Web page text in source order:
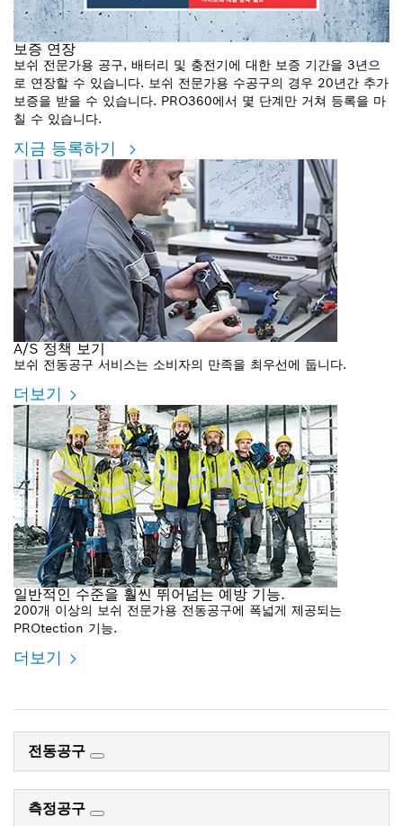
보증 연장
보쉬 전문가용 공구, 배터리 및 충전기에 대한 보증 기간을 3년으
로 연장할 수 있습니다. 보쉬 전문가용 수공구의 경우 20년간 추가
보증을 받을 수 있습니다. PRO360에서 몇 단계만 거쳐 등록을 마
칠 수 있습니다.
지금 등록하기
A/S 정책 보기
보쉬 전동공구 서비스는 소비자의 만족을 최우선에 둡니다.
더보기
일반적인 수준을 훨씬 뛰어넘는 예방 기능.
200개 이상의 보쉬 전문가용 전동공구에 폭넓게 제공되는
PROtection 기능.
더보기
전동공구
측정공구